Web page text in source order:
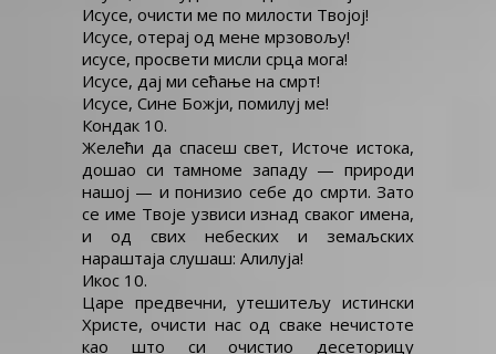
Исусе, очисти ме по милости Твојој!
Исусе, отерај од мене мрзовољу!
исусе, просвети мисли срца мога!
Исусе, дај ми сећање на смрт!
Исусе, Сине Божји, помилуј ме!
Кондак 10.
Желећи да спасеш свет, Источе истока,
дошао си тамноме западу — природи
нашој — и понизио себе до смрти. Зато
се име Твоје узвиси изнад сваког имена,
и од свих небеских и земаљских
нараштаја слушаш: Алилуја!
Икос 10.
Царе предвечни, утешитељу истински
Христе, очисти нас од сваке нечистоте
као што си очистио десеторицу